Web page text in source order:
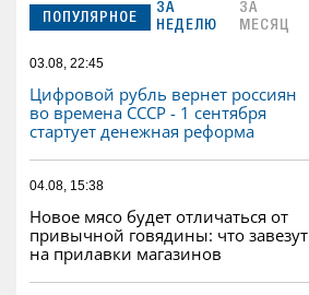
ПОПУЛЯРНОЕ
ЗА
НЕДЕЛЮ
ЗА
МЕСЯЦ
03.08, 22:45
Цифровой рубль вернет россиян
во времена СССР - 1 сентября
стартует денежная реформа
04.08, 15:38
Новое мясо будет отличаться от
привычной говядины: что завезут
на прилавки магазинов